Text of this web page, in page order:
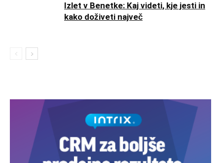
Izlet v Benetke: Kaj videti, kje jesti in
kako doživeti največ